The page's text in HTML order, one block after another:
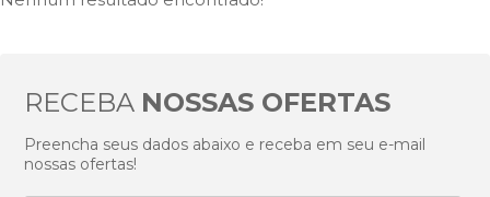
RECEBA NOSSAS OFERTAS
Preencha seus dados abaixo e receba em seu e-mail
nossas ofertas!